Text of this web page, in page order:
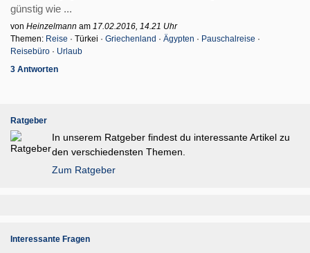
günstig wie ...
von Heinzelmann am 17.02.2016, 14.21 Uhr
Themen: Reise · Türkei · Griechenland · Ägypten · Pauschalreise ·
Reisebüro · Urlaub
3 Antworten
Ratgeber
In unserem Ratgeber findest du interessante Artikel zu
den verschiedensten Themen.
Zum Ratgeber
Interessante Fragen